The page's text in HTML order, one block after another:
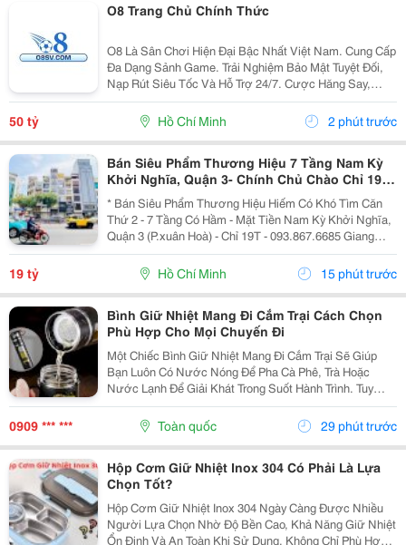
O8 Trang Chủ Chính Thức
O8 Là Sân Chơi Hiện Đại Bậc Nhất Việt Nam. Cung Cấp
Đa Dạng Sảnh Game. Trải Nghiệm Bảo Mật Tuyệt Đối,
Nạp Rút Siêu Tốc Và Hỗ Trợ 24/7. Cược Hăng Say,
Nhận Ngay 88K! Địa Chỉ: 122 Nguyễn Oanh, Gò Vấp, Hồ
Chí Minh, Việt Nam Phone: 0938472819 ...
50 tỷ Hồ Chí Minh 2 phút trước
Bán Siêu Phẩm Thương Hiệu 7 Tầng Nam Kỳ
Khởi Nghĩa, Quận 3- Chính Chủ Chào Chỉ 19T-
Khu Vip Nhất Hiếm Nhà Bán
* Bán Siêu Phẩm Thương Hiệu Hiếm Có Khó Tìm Căn
Thứ 2 - 7 Tầng Có Hầm - Mặt Tiền Nam Kỳ Khởi Nghĩa,
Quận 3 (P.xuân Hoà) - Chỉ 19T - 093.867.6685 Giang
Giang + Diện Tích: 38M2 - Ngang 3,1M*12,5M. + Kết
Cấu: 1 Hầm - 1 Trệt - 5 Tầng Sân Thượng. + Vị...
19 tỷ Hồ Chí Minh 15 phút trước
Bình Giữ Nhiệt Mang Đi Cắm Trại Cách Chọn
Phù Hợp Cho Mọi Chuyến Đi
Một Chiếc Bình Giữ Nhiệt Mang Đi Cắm Trại Sẽ Giúp
Bạn Luôn Có Nước Nóng Để Pha Cà Phê, Trà Hoặc
Nước Lạnh Để Giải Khát Trong Suốt Hành Trình. Tuy
Nhiên, Không Phải Mẫu Bình Nào Cũng Phù Hợp Với
Các Hoạt Động Ngoài Trời. Để Lựa Chọn Sản Phẩm Đáp
0909 *** *** Toàn quốc 29 phút trước
Hộp Cơm Giữ Nhiệt Inox 304 Có Phải Là Lựa
Chọn Tốt?
Hộp Cơm Giữ Nhiệt Inox 304 Ngày Càng Được Nhiều
Người Lựa Chọn Nhờ Độ Bền Cao, Khả Năng Giữ Nhiệt
Ổn Định Và An Toàn Khi Sử Dụng. Không Chỉ Phù Hợp